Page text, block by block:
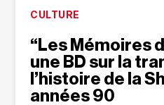
CULTURE
“Les Mémoires
une BD sur la
l’histoire de la
années 90